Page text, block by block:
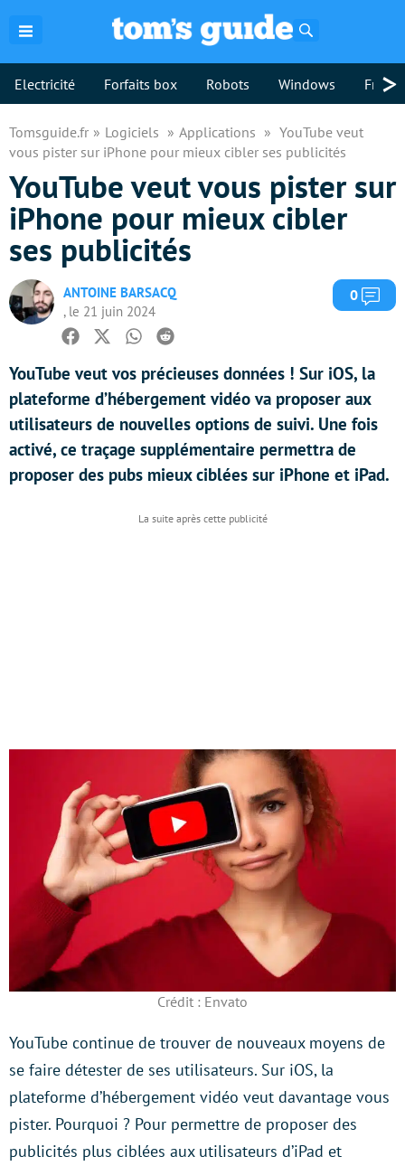
Electricité Forfaits box Robots Windows >
Tomsguide.fr Logiciels Applications
YouTube veut
vous pister sur iPhone pour mieux cibler ses publicités
YouTube veut vous pister sur
iPhone pour mieux cibler
ses publicités
ANTOINE BARSACQ
, le 21 juin 2024
0
Facebook
TwitterWhatsapp
Reddit
YouTube veut vos précieuses données ! Sur iOS, la
plateforme d’hébergement vidéo va proposer aux
utilisateurs de nouvelles options de suivi. Une fois
activé, ce traçage supplémentaire permettra de
proposer des pubs mieux ciblées sur iPhone et iPad.
Crédit : Envato
YouTube continue de trouver de nouveaux moyens de
se faire détester de ses utilisateurs. Sur iOS, la
plateforme d’hébergement vidéo veut davantage vous
pister. Pourquoi ? Pour permettre de proposer des
publicités plus ciblées aux utilisateurs d’iPad et